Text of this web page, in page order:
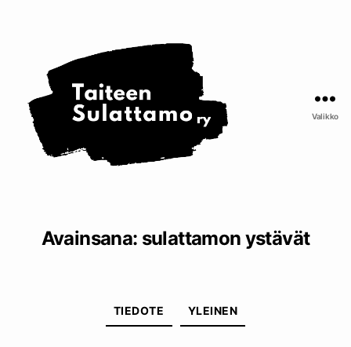
Valikko
Avainsana: sulattamon ystävät
TIEDOTE YLEINEN